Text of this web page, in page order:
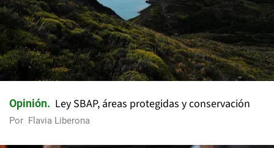
Opinión Ley SBAP, áreas protegidas y conservación
Por Flavia Liberona